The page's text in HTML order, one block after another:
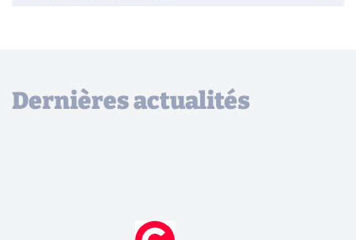
Dernières actualités